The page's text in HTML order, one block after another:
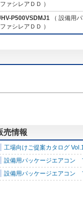
ァシレアＤＤ ）
P500VSDMJ1 （ 設備用
ァシレアＤＤ ）
売情報
工場向けご提案カタログ
設備用パッケージエアコン
設備用パッケージエアコ